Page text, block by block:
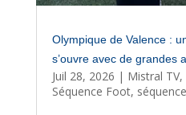
Olympique de Valence :
s’ouvre avec de grandes
Juil 28, 2026 | Mistral TV,
Séquence Foot,